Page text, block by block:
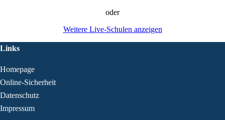
oder
Weitere Live-Schulen anzeigen
Links
Homepage
Online-Sicherheit
Datenschutz
Impressum